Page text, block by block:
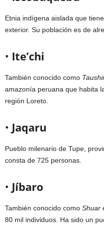
Etnia indígena aislada que
exterior. Su población es de
• Ite’chi
También conocido como
amazonía peruana que habita
región Loreto.
• Jaqaru
Pueblo milenario de Tupe,
consta de 725 personas.
• Jíbaro
También conocido como Shuar
80 mil individuos. Ha sido un